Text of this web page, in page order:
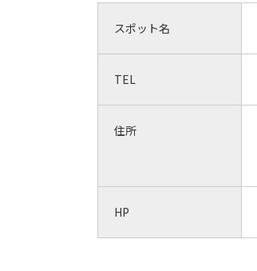
スポット名
TEL
住所
HP